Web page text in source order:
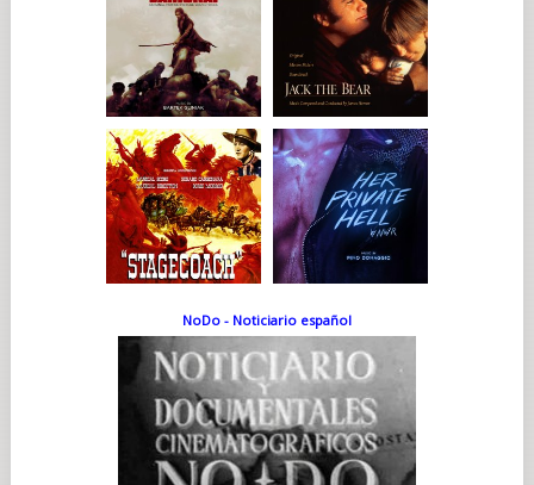
NoDo - Noticiario español